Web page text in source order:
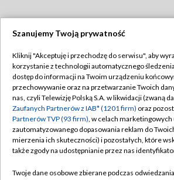
TVP
Abonament TVP
Emisja w TVP
Centrum informacji TVP
Naziemna Telewizja Cyfrowa
Regulamin TVP
Polityka
Moje zgody
Pomoc
Szanujemy Twoją prywatność
Kliknij "Akceptuję i przechodzę do serwisu", aby
korzystanie z technologii automatycznego
dostęp do informacji na Twoim urządzeniu
przechowywanie oraz na przetwarzanie Twoich
nas, czyli Telewizję Polską S.A. w likwidacji (zwaną
Zaufanych Partnerów z IAB* (1201 firm) oraz
Partnerów TVP (93 firm), w celach marketingowych
zautomatyzowanego dopasowania reklam do
mierzenia ich skuteczności) i pozostałych, które
także zgody na udostępnianie przez nas
Twoje dane osobowe zbierane podczas